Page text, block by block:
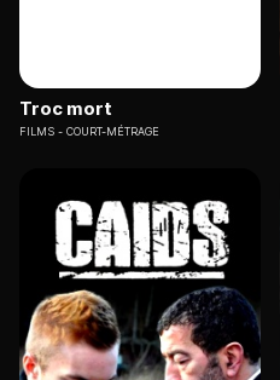
Troc mort
FILMS COURT-MÉTRAGE